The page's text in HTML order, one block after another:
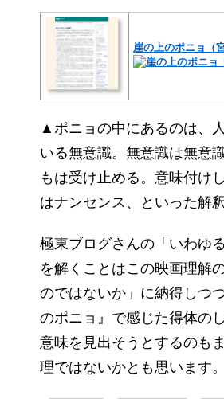
崖の上のポニョ（
▲ポニョの中にあるのは、
いる無意識。無意識は無意
もは受け止める。意味付け
はナンセンス、といった解
極東ブログさんの「いわゆ
を解くことはこの映画理解
のではないか」に納得しつ
のポニョ』で感じた得体の
意味を見出そうとするのも
理ではないかとも思います。